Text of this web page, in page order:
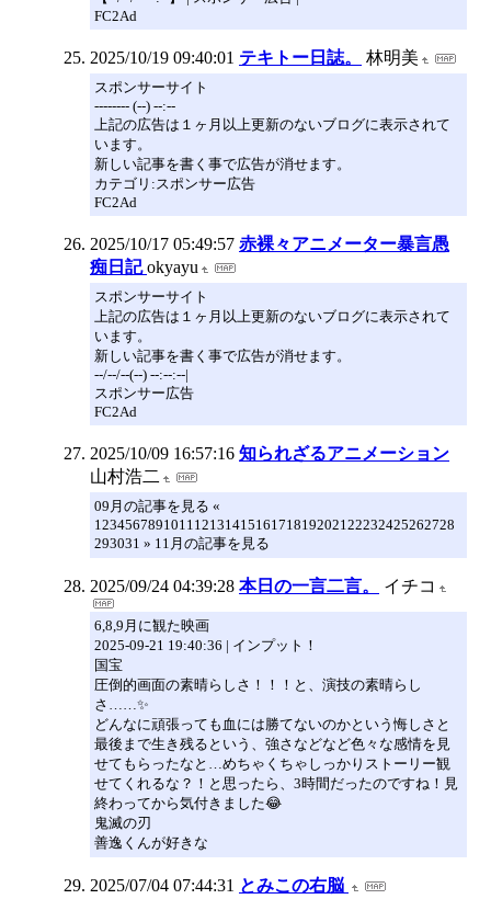
FC2Ad
2025/10/19 09:40:01 テキトー日誌。 林明美
スポンサーサイト
-------- (--) --:--
上記の広告は１ヶ月以上更新のないブログに表示されて
います。
新しい記事を書く事で広告が消せます。
カテゴリ:スポンサー広告
FC2Ad
2025/10/17 05:49:57 赤裸々アニメーター暴言愚
痴日記okyayu
スポンサーサイト
上記の広告は１ヶ月以上更新のないブログに表示されて
います。
新しい記事を書く事で広告が消せます。
--/--/--(--) --:--:--|
スポンサー広告
FC2Ad
2025/10/09 16:57:16 知られざるアニメーション
山村浩二
09月の記事を見る «
12345678910111213141516171819202122232425262728
293031 » 11月の記事を見る
2025/09/24 04:39:28 本日の一言二言。 イチコ
6,8,9月に観た映画
2025-09-21 19:40:36 | インプット！
国宝
圧倒的画面の素晴らしさ！！！と、演技の素晴らし
さ……✨
どんなに頑張っても血には勝てないのかという悔しさと
最後まで生き残るという、強さなどなど色々な感情を見
せてもらったなと…めちゃくちゃしっかりストーリー観
せてくれるな？！と思ったら、3時間だったのですね！見
終わってから気付きました😂
鬼滅の刃
善逸くんが好きな
2025/07/04 07:44:31 とみこの右脳